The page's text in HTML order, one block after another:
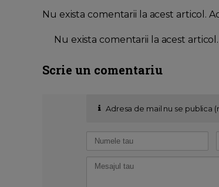
Nu exista comentarii la acest articol.
Nu exista comentarii la acest
Scrie un comentariu
Adresa de mail nu se publica